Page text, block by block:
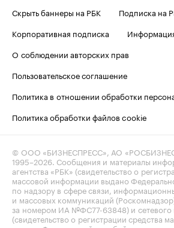
Скрыть баннеры на РБК
Подписка на
Корпоративная подписка
О соблюдении авторских прав
Пользовательское соглашение
Политика в отношении обработки
Политика обработки файлов cookie
© ООО «БИЗНЕСПРЕСС», АО
1995–2026 . Сообщения и материалы
агентства «РБК» (свидетельство о
массовой информации выдано
по надзору в сфере связи,
и массовых коммуникаций
за номером ИА №ФС77-63848) и сетевого
(свидетельство о регистрации средства